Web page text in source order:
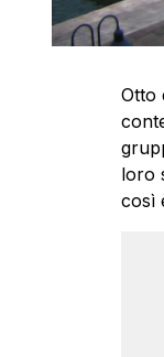
Otto
loro
così